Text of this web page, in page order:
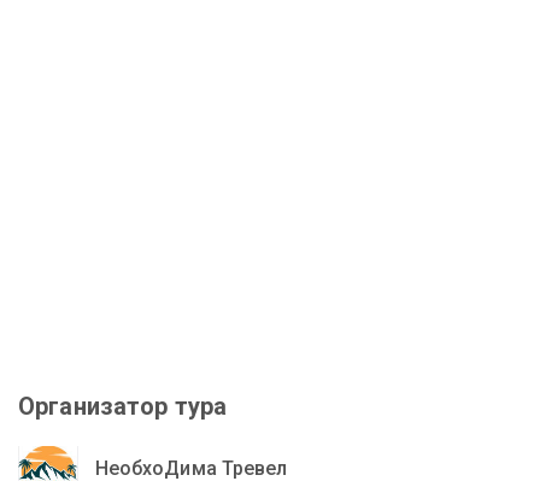
Организатор тура
НеобхоДима Тревел